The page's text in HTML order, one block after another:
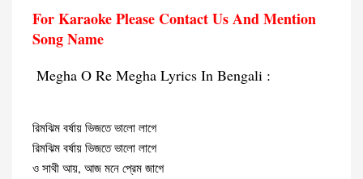
For Karaoke Please Contact Us And Mention
Song Name
Megha O Re Megha Lyrics In Bengali :
রিমঝিম বর্ষায় ভিজতে ভালো লাগে
রিমঝিম বর্ষায় ভিজতে ভালো লাগে
ও সাথী আয়, আজ মনে প্রেম জাগে